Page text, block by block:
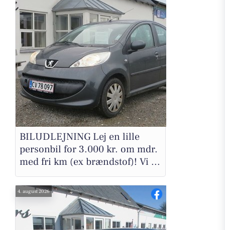
BILUDLEJNING Lej en lille
personbil for 3.000 kr. om mdr.
med fri km (ex brændstof)! Vi ...
4. august 2026